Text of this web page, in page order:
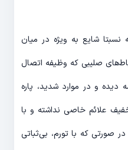
شایع به ویژه در میان
صلیبی که وظیفه اتصال
دیده و در موارد شدید، پاره
علائم خاصی نداشته و با
صورتی که با تورم، بی‌ثباتی